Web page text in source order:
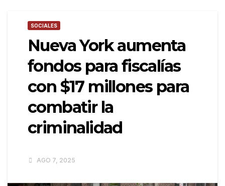
SOCIALES
Nueva York aumenta
fondos para fiscalías
con $17 millones para
combatir la
criminalidad
AGO 7, 2025